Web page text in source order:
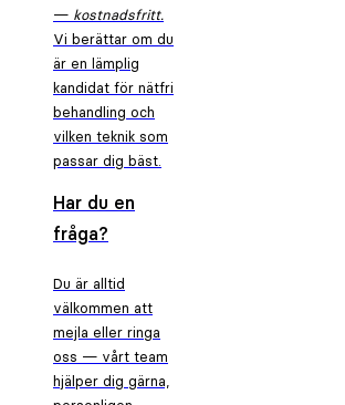
— kostnadsfritt.
Vi berättar om du
är en lämplig
kandidat för nätfri
behandling och
vilken teknik som
passar dig bäst.
Har du en
fråga?
Du är alltid
välkommen att
mejla eller ringa
oss — vårt team
hjälper dig gärna,